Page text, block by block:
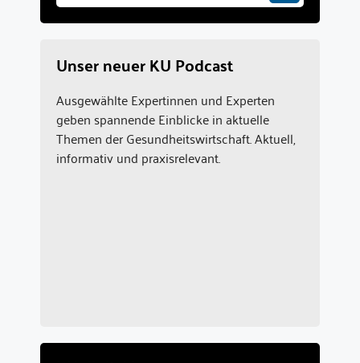
Unser neuer KU Podcast
Ausgewählte Expertinnen und Experten
geben spannende Einblicke in aktuelle
Themen der Gesundheitswirtschaft. Aktuell,
informativ und praxisrelevant.